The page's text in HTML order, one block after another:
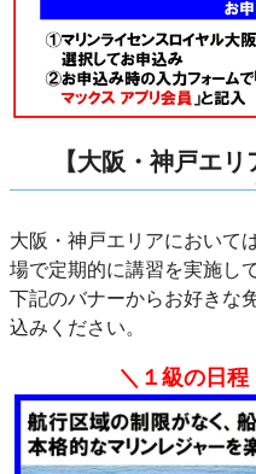
【大阪・神戸エ
大阪・神戸エリアにおいて
場で定期的に講習を実施し
下記のバナーからお好きな
込みください。
＼１級の日程